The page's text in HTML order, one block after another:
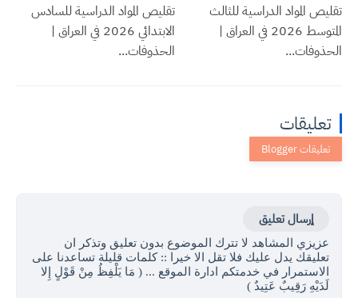
تقليص المواد الدراسية للثالث
المتوسط 2026 في العراق |
الحذوفات...
تقليص المواد الدراسية للسادس
الابتدائي 2026 في العراق |
الحذوفات...
تعليقات
إرسال تعليق
عزيزي المشاهد لا تترك الموضوع بدون تعليق وتذكر ان
تعليقك يدل عليك فلا تقل الا خيرا :: كلمات قليلة تساعدنا على
الاستمرار في خدمتكم ادارة الموقع ... ( مَا يَلْفِظُ مِنْ قَوْلٍ إِلا
لَدَيْهِ رَقِيبٌ عَتِيدٌ )